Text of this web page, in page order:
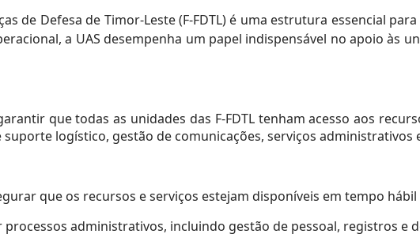
de Defesa de Timor-Leste (F-FDTL) é uma estrutura essencial
a UAS desempenha um papel indispensável no apoio às
que todas as unidades das F-FDTL tenham acesso aos
logístico, gestão de comunicações, serviços administrativos
que os recursos e serviços estejam disponíveis em tempo
processos administrativos, incluindo gestão de pessoal, registros e